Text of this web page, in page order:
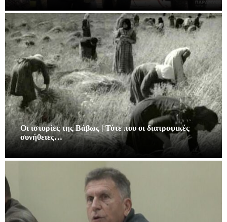
Οι ιστορίες της Βάβως | Τότε που οι διατροφικές
συνήθειες…